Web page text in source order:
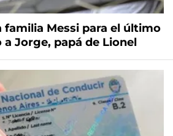
familia Messi para el último
a Jorge, papá de Lionel